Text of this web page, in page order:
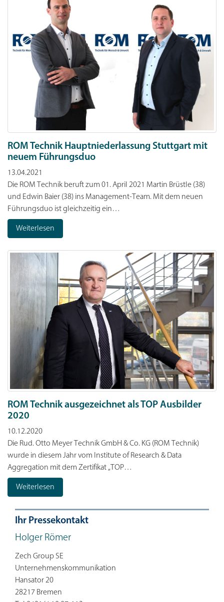
ROM Technik Hauptniederlassung Stuttgart mit
neuem Führungsduo
13.04.2021
Die ROM Technik beruft zum 01. April 2021 Martin Brüstle (38)
und Edwin Baier (38) ins Management-Team. Mit dem neuen
Führungsduo ist gleichzeitig ein…
Weiterlesen
ROM Technik ausgezeichnet als TOP Ausbilder
2020
10.12.2020
Die Rud. Otto Meyer Technik GmbH & Co. KG (ROM Technik)
wurde in diesem Jahr vom Institute of Research & Data
Aggregation mit dem Zertifikat „TOP…
Weiterlesen
Ihr Pressekontakt
Holger Römer
Zech Group SE
Unternehmenskommunikation
Hansator 20
28217 Bremen